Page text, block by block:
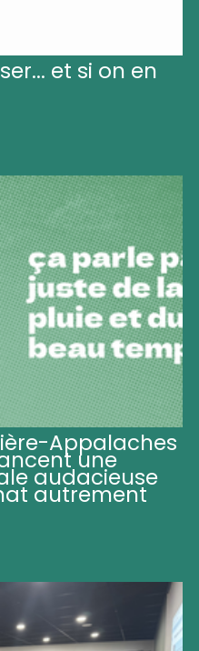
et si on en
Appalaches
une
audacieuse
autrement